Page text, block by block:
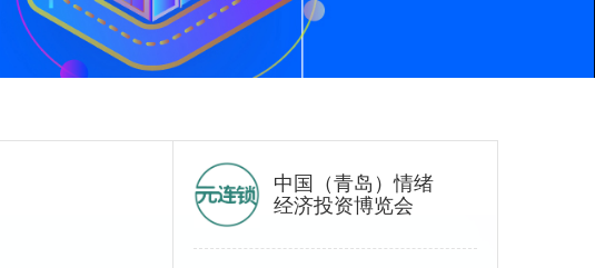
中国（青岛）情绪
经济投资博览会